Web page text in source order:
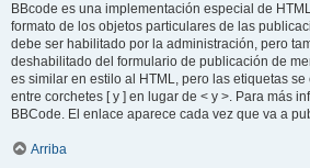
BBcode es una implementación especial de
formato de los objetos particulares de las
debe ser habilitado por la administración, pero
deshabilitado del formulario de publicación de
es similar en estilo al HTML, pero las etiquetas
entre corchetes [ y ] en lugar de < y >. Para más
BBCode. El enlace aparece cada vez que va a
Arriba